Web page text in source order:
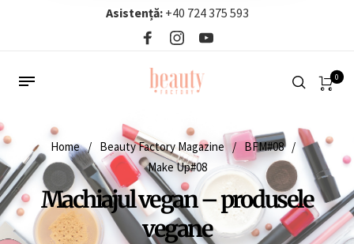
Asistență: +40 724 375 593‬
0
Home / Beauty Factory Magazine / BFM#08 /
Make Up#08
Machiajul vegan – produsele
vegane